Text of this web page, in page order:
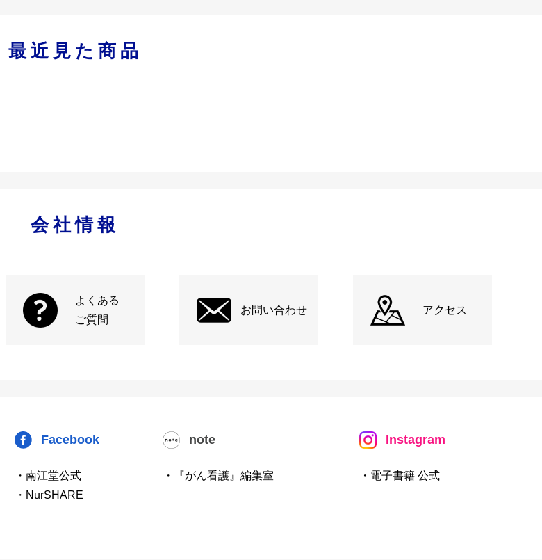
最近見た商品
会社情報
よくある
ご質問
お問い合わせ アクセス
Facebook
・南江堂公式
・NurSHARE
note
・『がん看護』編集室
Instagram
・電子書籍 公式